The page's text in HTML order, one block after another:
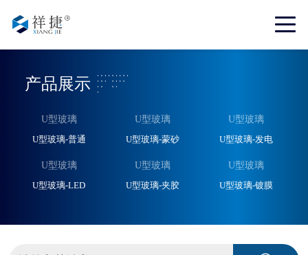
产品展示
U型玻璃
U型玻璃-普通
U型玻璃
U型玻璃-蒙砂
U型玻璃
U型玻璃-发电
U型玻璃
U型玻璃-LED
U型玻璃
U型玻璃-夹胶
U型玻璃
U型玻璃-镀膜